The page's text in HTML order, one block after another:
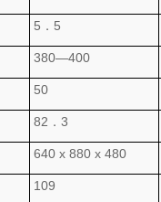
5．5
380—400
50
82．3
640 x 880 x 480
109